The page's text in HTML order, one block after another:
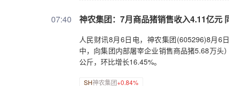
07:40 神农集团：7月商品猪销售收入4.11亿元
人民财讯8月6日电，神农集团(605296)8月6
中，向集团内部屠宰企业销售商品猪5.68万
公斤，环比增长16.45%。
SH神农集团+0.84%